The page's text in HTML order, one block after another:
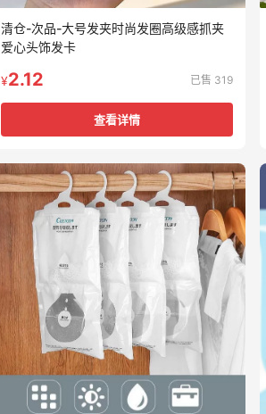
清仓-次品-大号发夹时尚发圈高级感抓夹
爱心头饰发卡
¥2.12 已售 319
查看详情